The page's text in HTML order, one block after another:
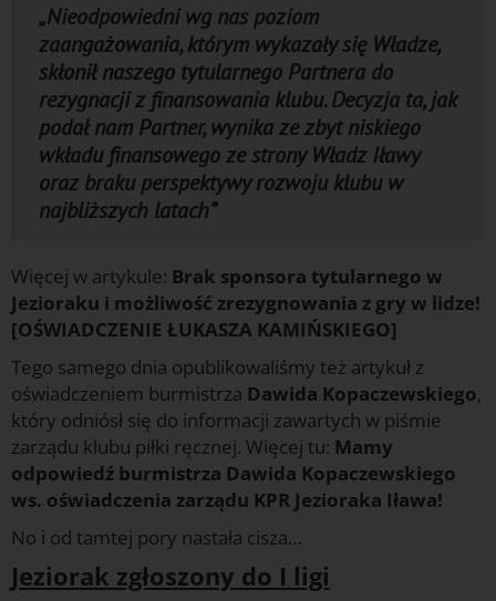
„Nieodpowiedni wg nas poziom
zaangażowania, którym wykazały się Władze,
skłonił naszego tytularnego Partnera do
rezygnacji z finansowania klubu. Decyzja ta, jak
podał nam Partner, wynika ze zbyt niskiego
wkładu finansowego ze strony Władz Iławy
oraz braku perspektywy rozwoju klubu w
najbliższych latach”
Więcej w artykule: Brak sponsora tytularnego w
Jezioraku i możliwość zrezygnowania z gry w lidze!
[OŚWIADCZENIE ŁUKASZA KAMIŃSKIEGO]
Tego samego dnia opublikowaliśmy też artykuł z
oświadczeniem burmistrza Dawida Kopaczewskiego,
który odniósł się do informacji zawartych w piśmie
zarządu klubu piłki ręcznej. Więcej tu: Mamy
odpowiedź burmistrza Dawida Kopaczewskiego
ws. oświadczenia zarządu KPR Jezioraka Iława!
No i od tamtej pory nastała cisza…
Jeziorak zgłoszony do I ligi